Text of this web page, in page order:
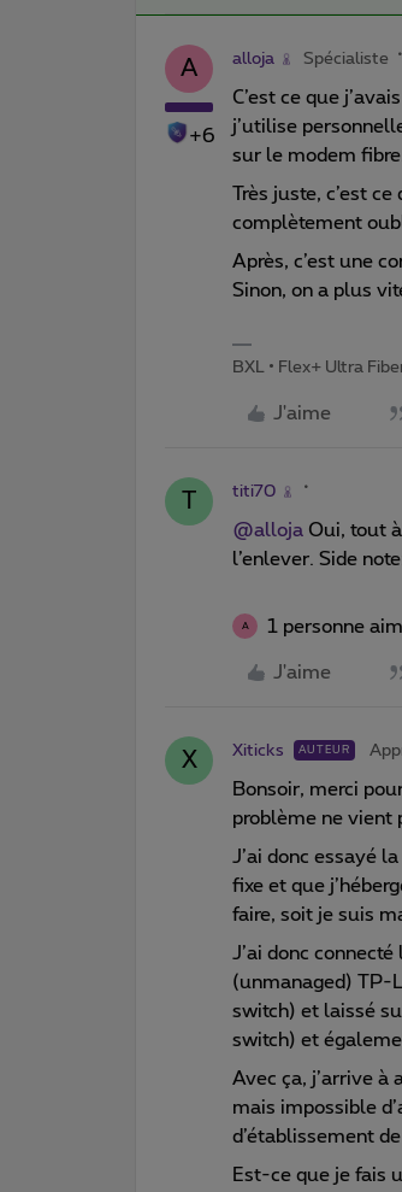
A
+6
alloja Spécialiste
C’est ce que
j’utilise
sur le modem
Très juste, c’est
complètement
Après, c’est une
Sinon, on a plus
BXL • Flex+ Ultra
J'aime
T titi70
@alloja Oui, tout
l’enlever. Side
A 1 personne
J'aime
X Xiticks AUTEUR
Bonsoir, merci
problème ne vient
J’ai donc essayé
fixe et que
faire, soit je suis
J’ai donc
(unmanaged) TP-
switch) et laissé
switch) et
Avec ça, j’arrive à
mais impossible
d’établissement
Est-ce que je fais